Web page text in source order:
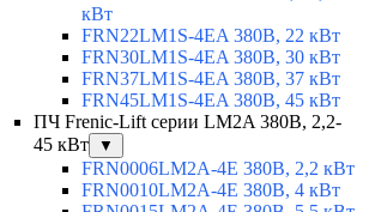
кВт
FRN22LM1S-4EA 380В, 22 кВт
FRN30LM1S-4EA 380В, 30 кВт
FRN37LM1S-4EA 380В, 37 кВт
FRN45LM1S-4EA 380В, 45 кВт
ПЧ Frenic-Lift серии LM2A 380В, 2,2-
45 кВт
▼
FRN0006LM2A-4E 380В, 2,2 кВт
FRN0010LM2A-4E 380В, 4 кВт